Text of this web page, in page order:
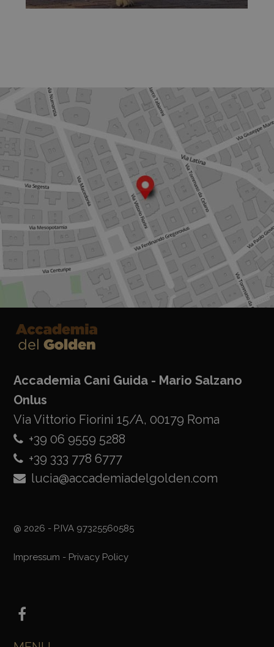
Accademia Cani Guida - Mario Salzano
Onlus
Via Vittorio Fiorini 15/A, 00179 Roma
+39 06 9559 5288
+39 333 778 6777
lucia@accademiadelgolden.com
@ 2026 - P.IVA 97325560585
Impressum - Privacy Policy